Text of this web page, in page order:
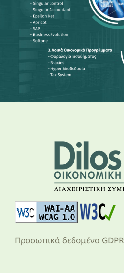
Προσωπικά δεδομένα GDPR